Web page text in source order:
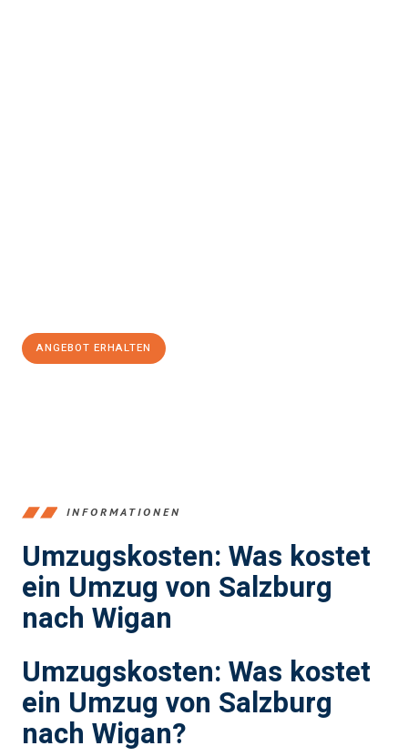
ANGEBOT ERHALTEN
INFORMATIONEN
Umzugskosten: Was kostet
ein Umzug von Salzburg
nach Wigan
Umzugskosten: Was kostet
ein Umzug von Salzburg
nach Wigan?